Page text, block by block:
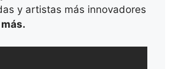
y artistas más innovadores